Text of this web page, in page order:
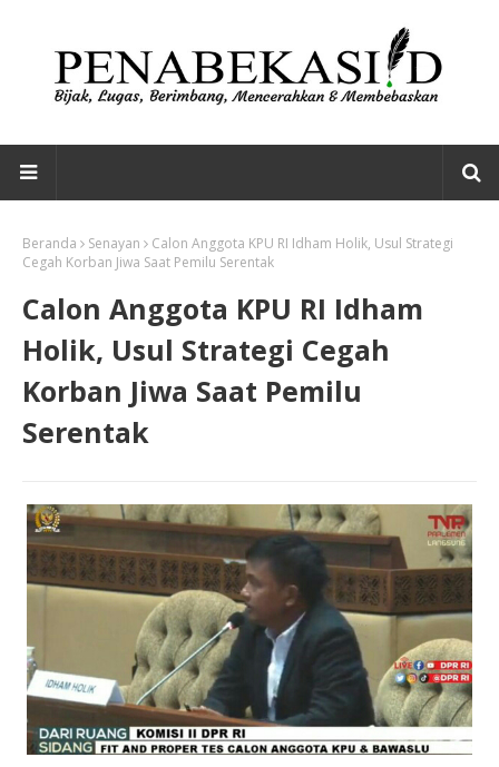
Beranda Senayan
Calon Anggota KPU RI Idham Holik, Usul Strategi
Cegah Korban Jiwa Saat Pemilu Serentak
Calon Anggota KPU RI Idham
Holik, Usul Strategi Cegah
Korban Jiwa Saat Pemilu
Serentak